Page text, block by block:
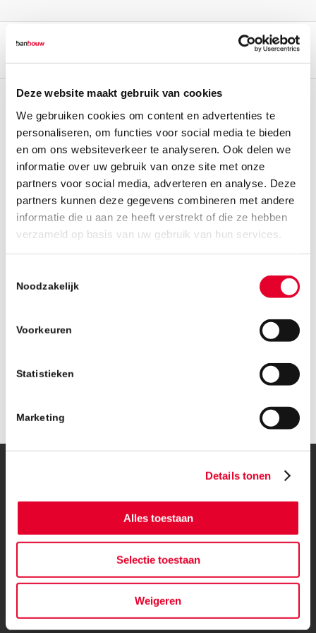
Deze website maakt gebruik van cookies
We gebruiken cookies om content en advertenties te
personaliseren, om functies voor social media te bieden
en om ons websiteverkeer te analyseren. Ook delen we
informatie over uw gebruik van onze site met onze
partners voor social media, adverteren en analyse. Deze
partners kunnen deze gegevens combineren met andere
informatie die u aan ze heeft verstrekt of die ze hebben
verzameld op basis van uw gebruik van hun services.
Noodzakelijk
Voorkeuren
Statistieken
Marketing
Details tonen
Alles toestaan
Selectie toestaan
Weigeren
BanGroep|Algemene